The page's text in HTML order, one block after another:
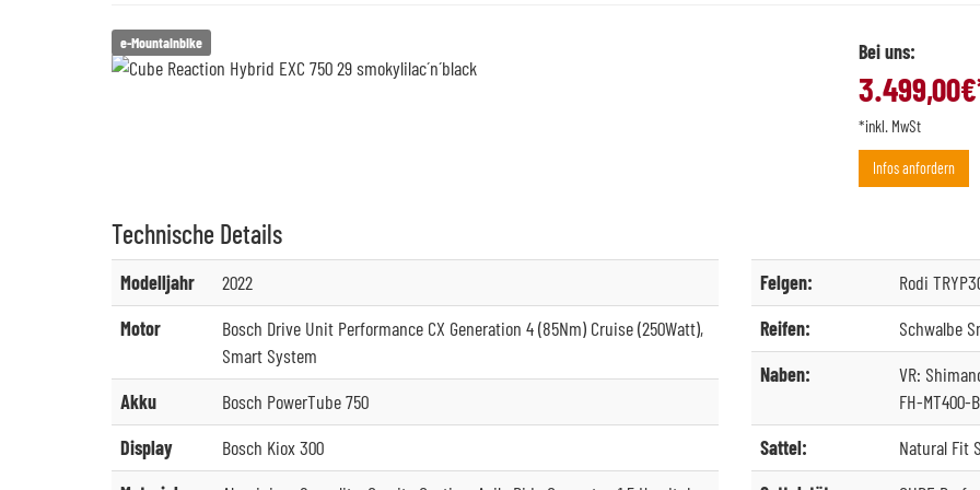
e-Mountainbike Bei uns:
3.499,00
*inkl. MwSt
Infos anfordern
Technische Details
Modelljahr
2022
Motor
Bosch Drive Unit Performance CX Generation 4 (85Nm) Cruise (250Watt),
Smart System
Akku
Bosch PowerTube 750
Display
Bosch Kiox 300
Felgen:
Rodi
Reifen:
Schwalbe
Naben:
VR:
FH-MT400-
Sattel:
Natural Fit